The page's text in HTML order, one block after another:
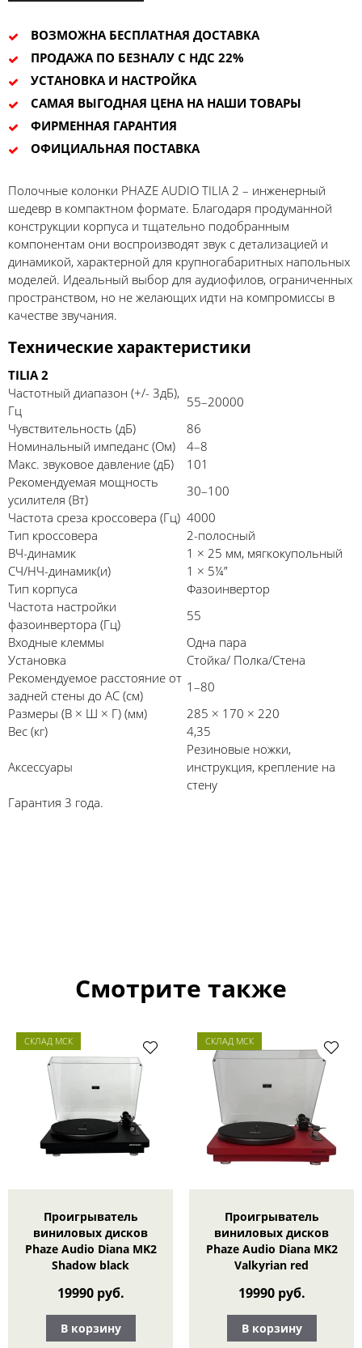
ВОЗМОЖНА БЕСПЛАТНАЯ ДОСТАВКА
ПРОДАЖА ПО БЕЗНАЛУ С НДС 22%
УСТАНОВКА И НАСТРОЙКА
САМАЯ ВЫГОДНАЯ ЦЕНА НА НАШИ ТОВАРЫ
ФИРМЕННАЯ ГАРАНТИЯ
ОФИЦИАЛЬНАЯ ПОСТАВКА
Полочные колонки PHAZE AUDIO TILIA 2 – инженерный
шедевр в компактном формате. Благодаря продуманной
конструкции корпуса и тщательно подобранным
компонентам они воспроизводят звук с детализацией и
динамикой, характерной для крупногабаритных напольных
моделей. Идеальный выбор для аудиофилов, ограниченных
пространством, но не желающих идти на компромиссы в
качестве звучания.
Технические характеристики
TILIA 2
Частотный диапазон (+/- 3дБ),
Гц
55–20000
Чувствительность (дБ)
86
Номинальный импеданс (Ом)
4–8
Макс. звуковое давление (дБ)
101
Рекомендуемая мощность
усилителя (Вт)
30–100
Частота среза кроссовера (Гц) 4000
Тип кроссовера
2-полосный
ВЧ-динамик
1 × 25 мм, мягкокупольный
СЧ/НЧ-динамик(и)
1 × 5¼”
Тип корпуса
Фазоинвертор
Частота настройки
фазоинвертора (Гц)
55
Входные клеммы
Одна пара
Установка
Стойка/ Полка/Стена
Рекомендуемое расстояние от
задней стены до АС (см)
1–80
Размеры (В × Ш × Г) (мм)
285 × 170 × 220
Вес (кг)
4,35
Аксессуары
Резиновые ножки,
инструкция, крепление на
стену
Гарантия 3 года.
Смотрите также
СКЛАД МСК
Проигрыватель
виниловых дисков
Phaze Audio Diana MK2
Shadow black
19990 руб.
В корзину
СКЛАД МСК
Проигрыватель
виниловых дисков
Phaze Audio Diana MK2
Valkyrian red
19990 руб.
В корзину